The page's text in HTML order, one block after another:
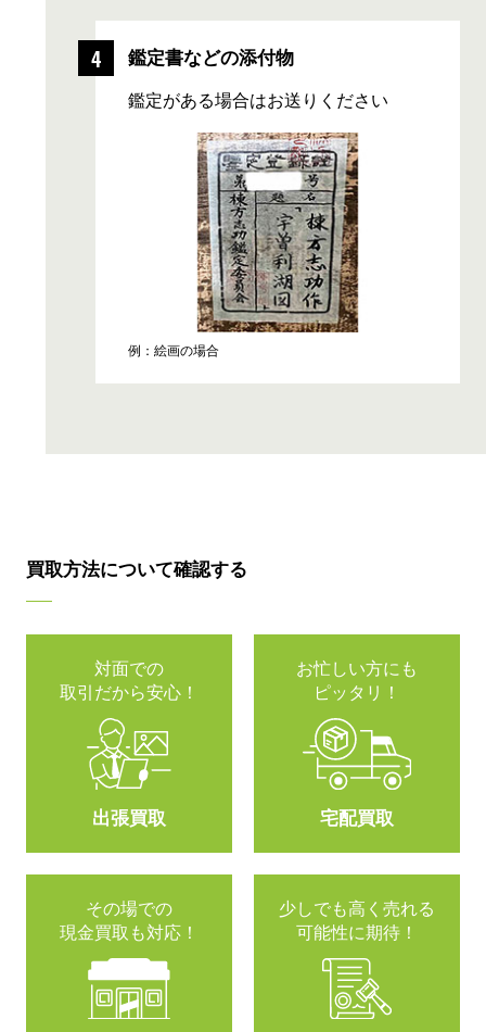
鑑定書などの添付物
鑑定がある場合はお送りください
例：絵画の場合
買取方法について確認する
対面での
取引だから安心！
出張買取
お忙しい方にも
ピッタリ！
宅配買取
その場での
現金買取も対応！
少しでも高く売れる
可能性に期待！